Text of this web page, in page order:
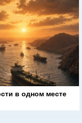
в одном месте